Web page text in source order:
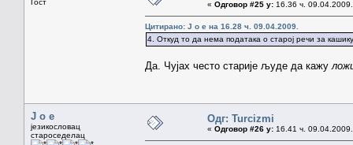
Гост « Одговор #25 у: 16.36 ч.
Цитирано: J o e на 16.28 ч. 09.04.2009.
4. Откуд то да нема података о старој речи за
Да. Чујах често старије људе да кажу
J o e
језикословац
староседелац
Одг: Turcizmi
« Одговор #26 у: 16.41 ч.